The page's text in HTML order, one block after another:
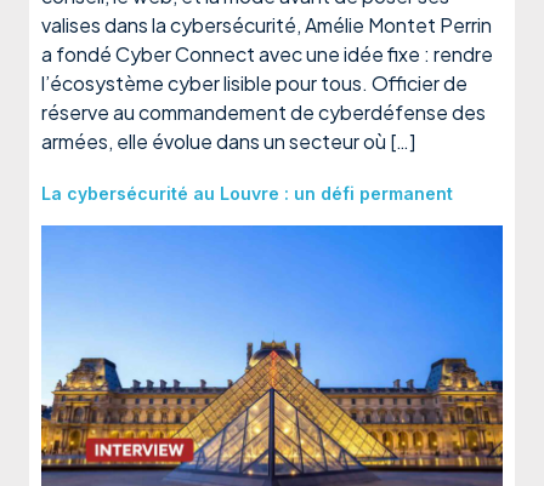
valises dans la cybersécurité, Amélie Montet Perrin
a fondé Cyber Connect avec une idée fixe : rendre
l’écosystème cyber lisible pour tous. Officier de
réserve au commandement de cyberdéfense des
armées, elle évolue dans un secteur où […]
La cybersécurité au Louvre : un défi permanent